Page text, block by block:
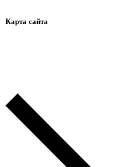
Карта сайта